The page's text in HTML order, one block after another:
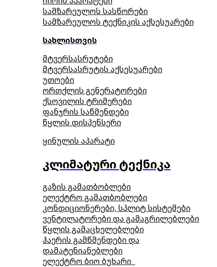
სამზარეულოს სასწორები
სამზარეულოს ტექნიკის აქსესუარები
სახლისთვის
მტვერსასრუტები
მტვერსასრუტის აქსესუარები
უთოები
ორთქლის გენერატორები
ქსოვილის ტრიმერები
ფანჯრის საწმენდები
წყლის დისპენსერი
ყინულის აპარატი
კლიმატური ტექნიკა
გაზის გამათბობლები
ელექტრო გამათბობლები
კონდიციონერები, სპლიტ სისტემები
ვენტილატორები და გამაგრილებლები
წყლის გამაცხელებლები
ჰაერის გამწმენდები და
დამატენიანებლები
ელექტრო ბიო ბუხარი